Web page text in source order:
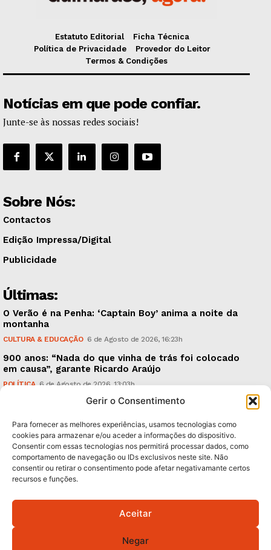
Gerir o Consentimento
Para fornecer as melhores experiências, usamos tecnologias como
cookies para armazenar e/ou aceder a informações do dispositivo.
Consentir com essas tecnologias nos permitirá processar dados, como
comportamento de navegação ou IDs exclusivos neste site. Não
consentir ou retirar o consentimento pode afetar negativamante certos
recursos e funções.
Aceitar
Negar
Estatuto Editorial
Ficha Técnica
Política de Privacidade
Provedor do Leitor
Termos & Condições
Notícias em que pode confiar.
Junte-se às nossas redes sociais!
Sobre Nós:
Contactos
Edição Impressa/Digital
Publicidade
Últimas:
O Verão é na Penha: ‘Captain Boy’ anima a noite da
montanha
CULTURA & EDUCAÇÃO 6 de Agosto de 2026, 16:23h
900 anos: “Nada do que vinha de trás foi colocado
em causa”, garante Ricardo Araújo
POLÍTICA 6 de Agosto de 2026, 13:03h
Fraude dada como provada, arguidos livres. Como?
Subscreva Newsletter:
QUERO ADERIR